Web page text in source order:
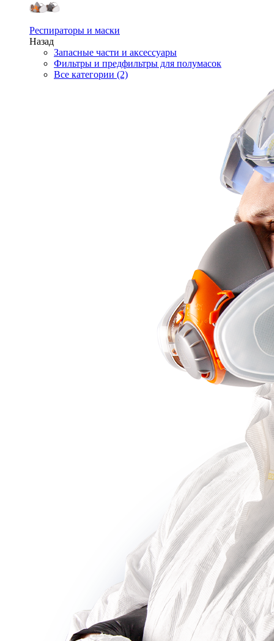
Респираторы и маски
Назад
Запасные части и аксессуары
Фильтры и предфильтры для полумасок
Все категории (2)